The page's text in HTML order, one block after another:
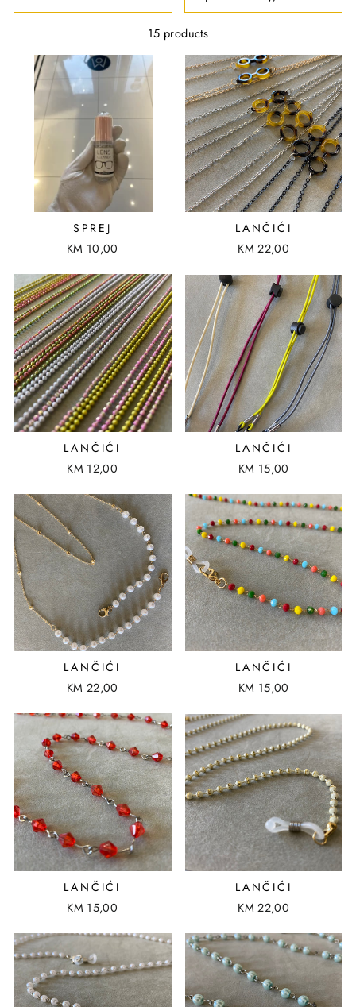
R
15 products
SPREJ
KM 10,00
LANČIĆI
KM 22,00
LANČIĆI
KM 12,00
LANČIĆI
KM 15,00
LANČIĆI
KM 22,00
LANČIĆI
KM 15,00
LANČIĆI
KM 15,00
LANČIĆI
KM 22,00